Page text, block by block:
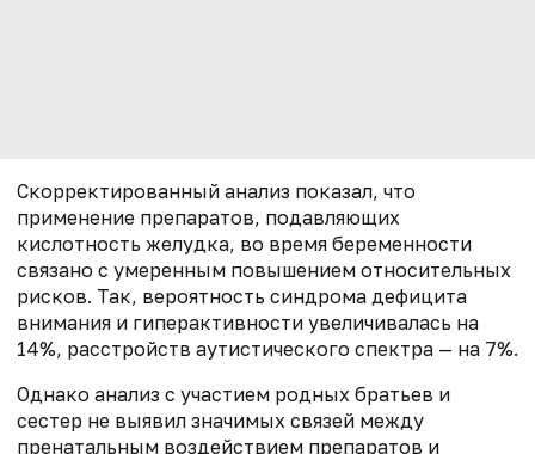
Скорректированный анализ показал, что
применение препаратов, подавляющих
кислотность желудка, во время беременности
связано с умеренным повышением относительных
рисков. Так, вероятность синдрома дефицита
внимания и гиперактивности увеличивалась на
14%, расстройств аутистического спектра — на 7%.
Однако анализ с участием родных братьев и
сестер не выявил значимых связей между
пренатальным воздействием препаратов и